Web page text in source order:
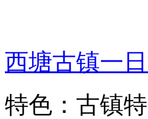
西塘古镇一
特色：古镇